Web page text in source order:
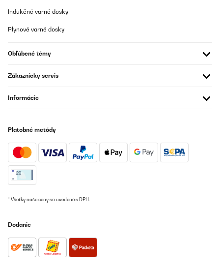
Indukčné varné dosky
Plynové varné dosky
Obľúbené témy
Zákaznícky servis
Informácie
Platobné metódy
* Všetky naše ceny sú uvedené s DPH.
Dodanie